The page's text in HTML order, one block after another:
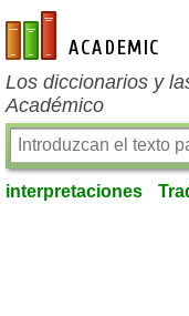
es-academic.com
Los diccionarios y
Académico
interpretaciones